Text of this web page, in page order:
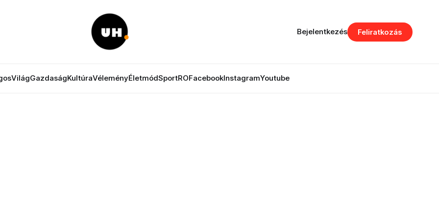
VilágGazdaságKultúraVéleményÉletmódSportROFacebookInstagramYoutube
Bejelentkezés Feliratkozás